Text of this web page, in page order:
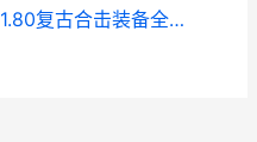
一小时从新手村满级神装，1.80复古合击装备全爆！